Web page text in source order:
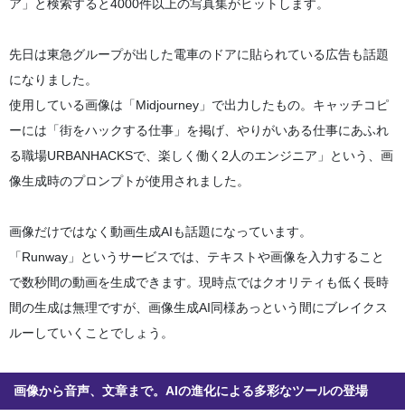
ア」と検索すると4000件以上の写真集がヒットします。
先日は東急グループが出した電車のドアに貼られている広告も話題
になりました。
使用している画像は「Midjourney」で出力したもの。キャッチコピ
ーには「街をハックする仕事」を掲げ、やりがいある仕事にあふれ
る職場URBANHACKSで、楽しく働く2人のエンジニア」という、画
像生成時のプロンプトが使用されました。
画像だけではなく動画生成AIも話題になっています。
「Runway」というサービスでは、テキストや画像を入力すること
で数秒間の動画を生成できます。現時点ではクオリティも低く長時
間の生成は無理ですが、画像生成AI同様あっという間にブレイクス
ルーしていくことでしょう。
画像から音声、文章まで。AIの進化による多彩なツールの登場